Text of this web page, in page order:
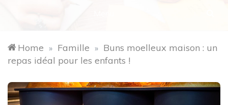
Home » Famille » Buns moelleux maison : un
repas idéal pour les enfants !